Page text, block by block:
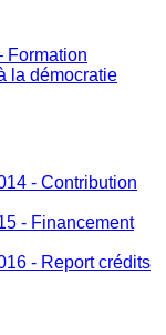
Formation
la démocratie
- Contribution
- Financement
- Report crédits